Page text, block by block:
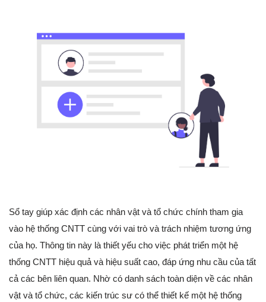
Sổ tay giúp xác định các nhân vật và tổ chức chính tham gia
vào hệ thống CNTT cùng với vai trò và trách nhiệm tương ứng
của họ. Thông tin này là thiết yếu cho việc phát triển một hệ
thống CNTT hiệu quả và hiệu suất cao, đáp ứng nhu cầu của tất
cả các bên liên quan. Nhờ có danh sách toàn diện về các nhân
vật và tổ chức, các kiến trúc sư có thể thiết kế một hệ thống